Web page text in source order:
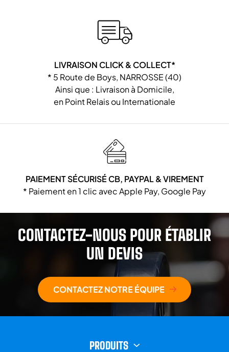
LIVRAISON CLICK & COLLECT*
* 5 Route de Boys, NARROSSE (40)
Ainsi que : Livraison à Domicile,
en Point Relais ou Internationale
PAIEMENT SÉCURISÉ CB, PAYPAL & VIREMENT
* Paiement en 1 clic avec Apple Pay, Google Pay
CONTACTEZ-NOUS POUR ÉTABLIR
UN DEVIS
CONTACTEZ NOTRE ÉQUIPE
PRODUITS